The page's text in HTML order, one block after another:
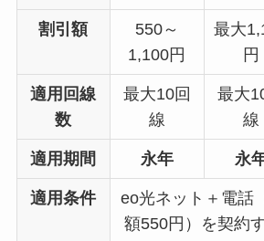
割引額
550～
1,100円
最大
円
適用回線
数
最大10回
線
最大
線
適用期間 永年 永
適用条件
eo光ネット＋電話
額550円）を契約